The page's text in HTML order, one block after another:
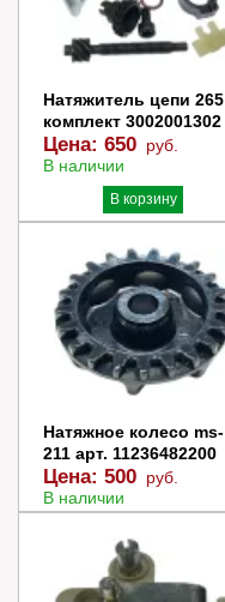
Купить в 1 клик
Натяжитель цепи 265
комплект 3002001302
Цена: 650 руб.
В наличии
В корзину
Натяжное колесо ms-
211 арт. 11236482200
Цена: 500 руб.
В наличии
Купить в 1 клик